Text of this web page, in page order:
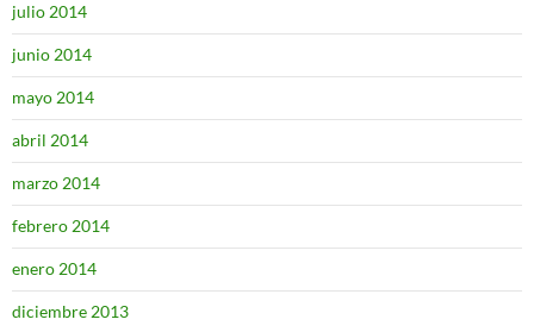
julio 2014
junio 2014
mayo 2014
abril 2014
marzo 2014
febrero 2014
enero 2014
diciembre 2013